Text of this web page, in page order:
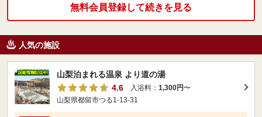
無料会員登録して続きを見る
人気の施設
山梨泊まれる温泉 より道の湯
4.6
入浴料： 1,300円〜
山梨県都留市つる1-13-31